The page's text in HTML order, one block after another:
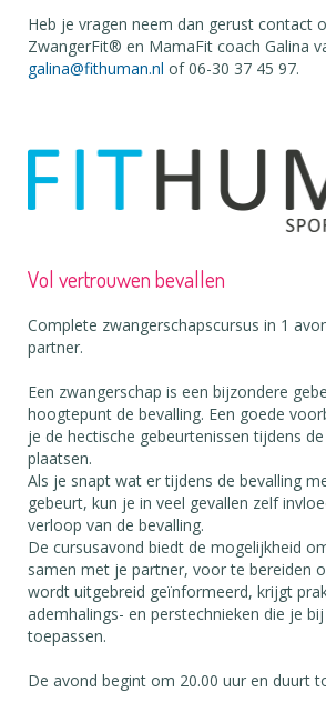
Heb je vragen neem dan gerust contact
ZwangerFit® en MamaFit coach Galina
galina@fithuman.nl of 06-30 37 45 97.
Vol vertrouwen bevallen
Complete zwangerschapscursus in 1
partner.
Een zwangerschap is een bijzondere
hoogtepunt de bevalling. Een goede
je de hectische gebeurtenissen tijdens
plaatsen.
Als je snapt wat er tijdens de bevalling
gebeurt, kun je in veel gevallen zelf
verloop van de bevalling.
De cursusavond biedt de mogelijkheid
samen met je partner, voor te bereiden
wordt uitgebreid geïnformeerd, krijgt
ademhalings- en perstechnieken die je
toepassen.
De avond begint om 20.00 uur en duurt